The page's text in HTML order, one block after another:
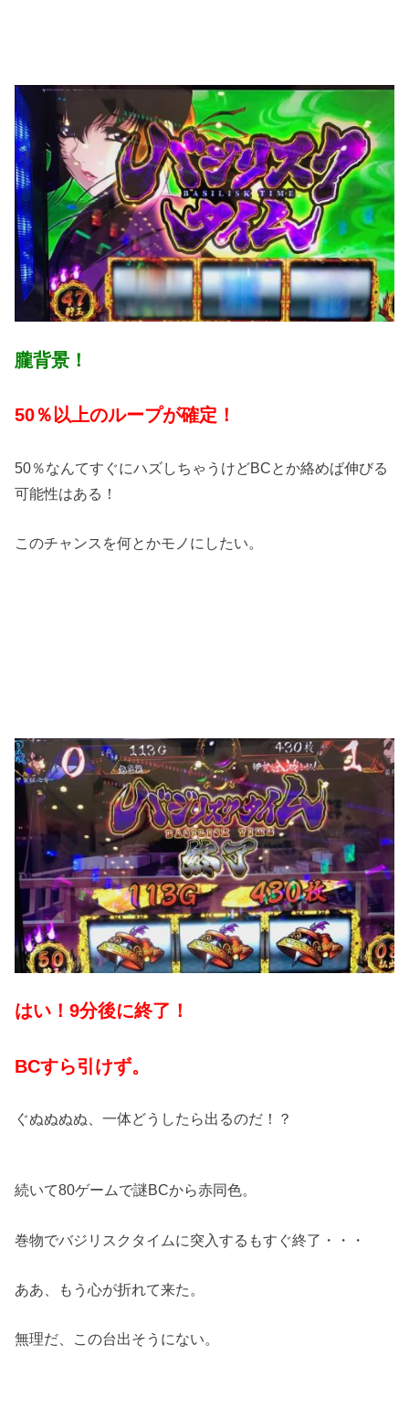
朧背景！
50％以上のループが確定！
50％なんてすぐにハズしちゃうけどBCとか絡めば伸びる
可能性はある！
このチャンスを何とかモノにしたい。
はい！9分後に終了！
BCすら引けず。
ぐぬぬぬぬ、一体どうしたら出るのだ！？
続いて80ゲームで謎BCから赤同色。
巻物でバジリスクタイムに突入するもすぐ終了・・・
ああ、もう心が折れて来た。
無理だ、この台出そうにない。